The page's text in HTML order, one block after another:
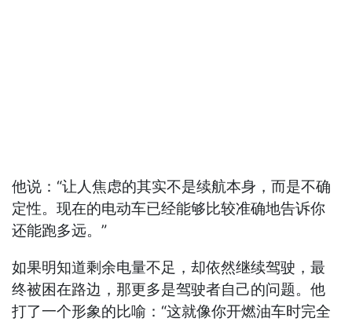
他说：“让人焦虑的其实不是续航本身，而是不确
定性。现在的电动车已经能够比较准确地告诉你
还能跑多远。”
如果明知道剩余电量不足，却依然继续驾驶，最
终被困在路边，那更多是驾驶者自己的问题。他
打了一个形象的比喻：“这就像你开燃油车时完全